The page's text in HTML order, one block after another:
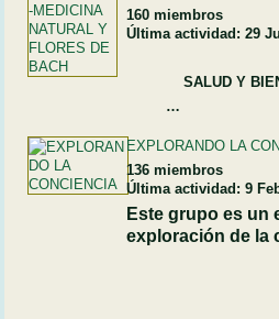
160 miembros
Última actividad: 29
SALUD Y
…
EXPLORANDO LA
136 miembros
Última actividad: 9
Este grupo es un
exploración de la